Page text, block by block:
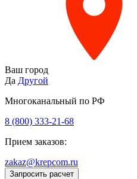
Ваш город
Да Другой
Многоканальный по РФ
8 (800) 333‑21-68
Прием заказов:
zakaz@krepcom.ru
Запросить расчет